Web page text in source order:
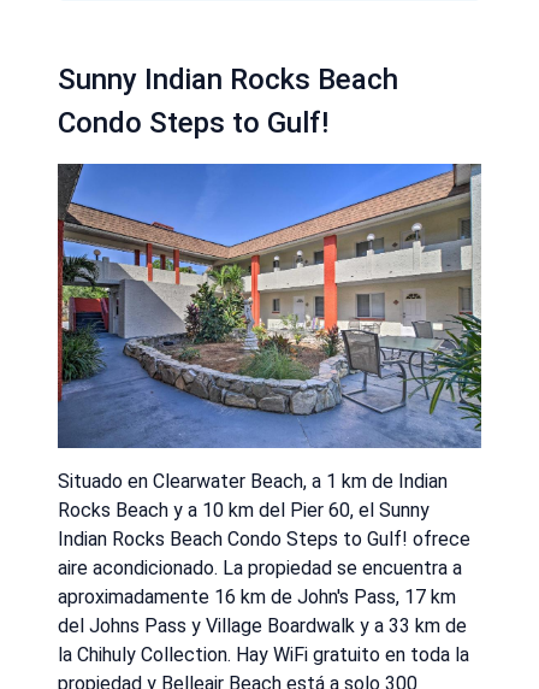
Sunny Indian Rocks Beach
Condo Steps to Gulf!
Situado en Clearwater Beach, a 1 km de Indian
Rocks Beach y a 10 km del Pier 60, el Sunny
Indian Rocks Beach Condo Steps to Gulf! ofrece
aire acondicionado. La propiedad se encuentra a
aproximadamente 16 km de John's Pass, 17 km
del Johns Pass y Village Boardwalk y a 33 km de
la Chihuly Collection. Hay WiFi gratuito en toda la
propiedad y Belleair Beach está a solo 300